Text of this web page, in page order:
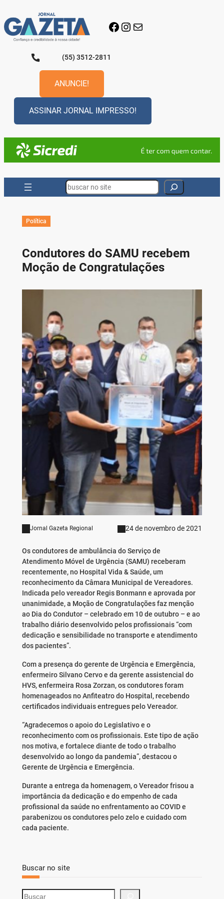
para
o
conteúdo
Facebook
Instagram
E-mail
(55) 3512-2811
ANUNCIE!
ASSINAR JORNAL IMPRESSO!
Search
Política
Condutores do SAMU recebem
Moção de Congratulações
Jornal Gazeta Regional 24 de novembro de 2021
Os condutores de ambulância do Serviço de
Atendimento Móvel de Urgência (SAMU) receberam
recentemente, no Hospital Vida & Saúde, um
reconhecimento da Câmara Municipal de Vereadores.
Indicada pelo vereador Regis Bonmann e aprovada por
unanimidade, a Moção de Congratulações faz menção
ao Dia do Condutor – celebrado em 10 de outubro – e ao
trabalho diário desenvolvido pelos profissionais “com
dedicação e sensibilidade no transporte e atendimento
dos pacientes”.
Com a presença do gerente de Urgência e Emergência,
enfermeiro Silvano Cervo e da gerente assistencial do
HVS, enfermeira Rosa Zorzan, os condutores foram
homenageados no Anfiteatro do Hospital, recebendo
certificados individuais entregues pelo Vereador.
“Agradecemos o apoio do Legislativo e o
reconhecimento com os profissionais. Este tipo de ação
nos motiva, e fortalece diante de todo o trabalho
desenvolvido ao longo da pandemia”, destacou o
Gerente de Urgência e Emergência.
Durante a entrega da homenagem, o Vereador frisou a
importância da dedicação e do empenho de cada
profissional da saúde no enfrentamento ao COVID e
parabenizou os condutores pelo zelo e cuidado com
cada paciente.
Buscar no site
S